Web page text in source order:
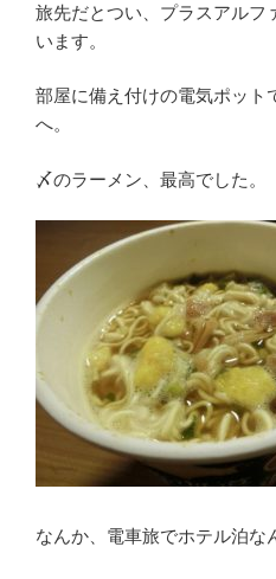
旅先だとつい、プラスアルフ
います。
部屋に備え付けの電気ポット
へ。
〆のラーメン、最高でした。
なんか、電車旅でホテル泊な